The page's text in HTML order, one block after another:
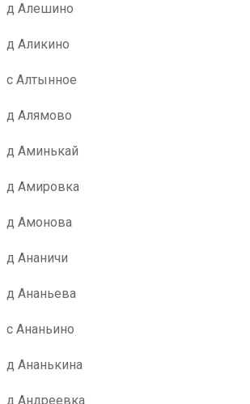
д Алешино
д Аликино
с Алтынное
д Алямово
д Аминькай
д Амировка
д Амонова
д Ананичи
д Ананьева
с Ананьино
д Ананькина
д Андреевка